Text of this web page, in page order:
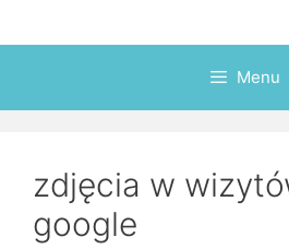
Menu
zdjęcia w
google